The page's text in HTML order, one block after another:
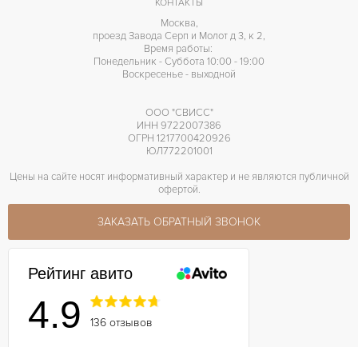
КОНТАКТЫ
Москва,
проезд Завода Серп и Молот д 3, к 2,
Время работы:
Понедельник - Суббота 10:00 - 19:00
Воскресенье - выходной
ООО "СВИСС"
ИНН 9722007386
ОГРН 1217700420926
ЮЛ772201001
Цены на сайте носят информативный характер и не являются публичной
офертой.
ЗАКАЗАТЬ ОБРАТНЫЙ ЗВОНОК
Рейтинг авито
4.9 136 отзывов